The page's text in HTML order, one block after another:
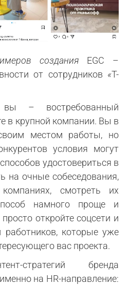
создания EGC –
от сотрудников «Т-
вы – востребованный
в крупной компании. Вы в
местом работы, но
условия могут
удостовериться в
на очные собеседования,
смотреть их
намного проще и
откройте соцсети и
работников, которые уже
вас проекта.
стратегий бренда
на HR-направление: